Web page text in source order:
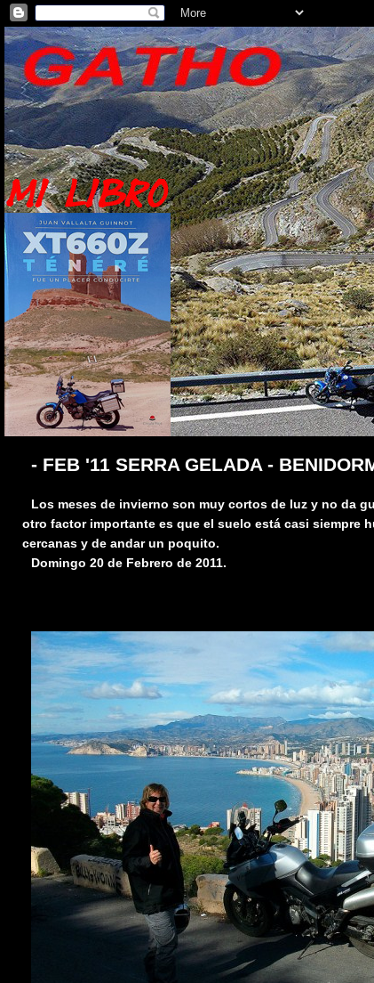
- FEB '11 SERRA GELADA -
Los meses de invierno son muy cortos de luz y no da
otro factor importante es que el suelo está casi siempre
cercanas y de andar un poquito.
Domingo 20 de Febrero de 2011.